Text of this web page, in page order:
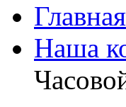
Главная
Наша